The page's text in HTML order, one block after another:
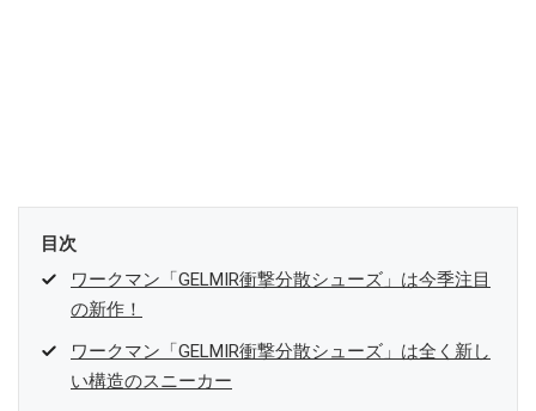
目次
ワークマン「GELMIR衝撃分散シューズ」は今季注目
の新作！
ワークマン「GELMIR衝撃分散シューズ」は全く新し
い構造のスニーカー